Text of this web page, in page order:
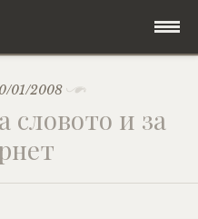
01/2008
словото и за